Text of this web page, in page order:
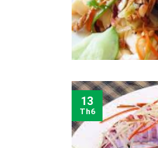
13
Th6